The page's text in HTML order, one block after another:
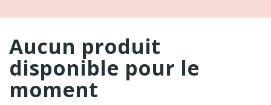
Aucun produit
disponible pour le
moment